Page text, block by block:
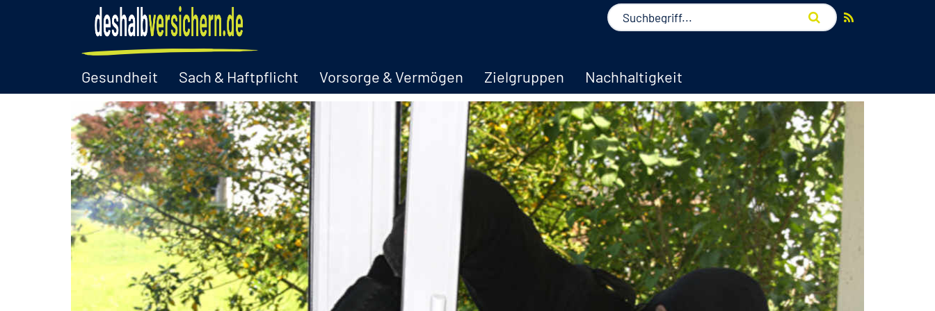
Gesundheit Sach & Haftpflicht Vorsorge & Vermögen Zielgruppen Nachhaltigkeit